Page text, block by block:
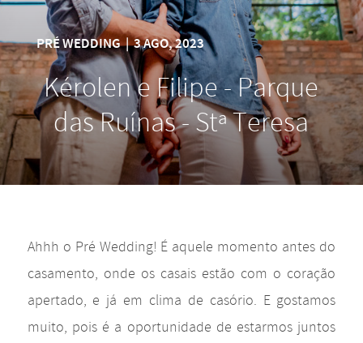
PRÉ WEDDING|3 AGO, 2023
Kérolen e Filipe - Parque
das Ruínas - Stª Teresa
Ahhh o Pré Wedding! É aquele momento antes do
casamento, onde os casais estão com o coração
apertado, e já em clima de casório. E gostamos
muito, pois é a oportunidade de estarmos juntos